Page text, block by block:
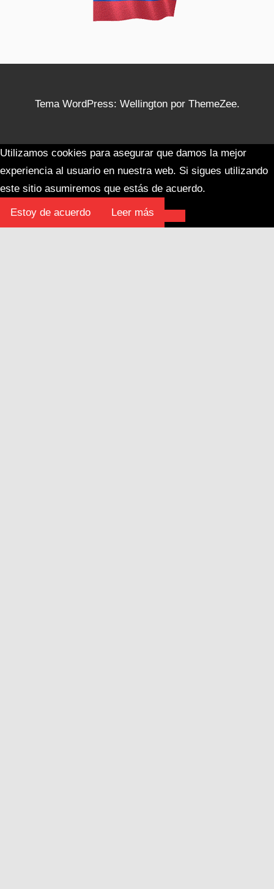
Tema WordPress: Wellington por ThemeZee.
Utilizamos cookies para asegurar que damos la mejor
experiencia al usuario en nuestra web. Si sigues utilizando
este sitio asumiremos que estás de acuerdo.
Estoy de acuerdo Leer más